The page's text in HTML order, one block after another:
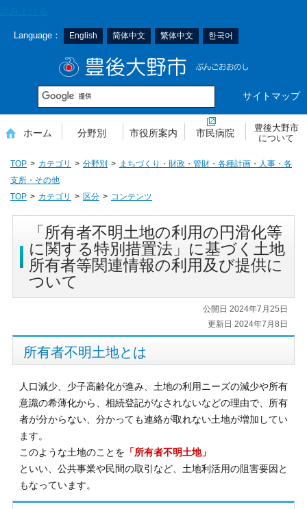
Language： English 简体中文 繁体中文 한국어
サイトマップ
ホーム 分野別 市役所案内 市民病院
豊後大野市
について
TOP カテゴリ 分野別
まちづくり・財政・管財・各種計画・人事・各
支所・その他
TOP
カテゴリ 区分 コンテンツ
「所有者不明土地の利用の円滑化等
に関する特別措置法」に基づく土地
所有者等関連情報の利用及び提供に
ついて
公開日 2024年7月25日
更新日 2024年7月8日
所有者不明土地とは
人口減少、少子高齢化が進み、土地の利用ニーズの減少や所有
意識の希薄化から、相続登記がなされないなどの理由で、所有
者が分からない、分かっても連絡が取れない土地が増加してい
ます。
このような土地のことを 「所有者不明土地」
といい、公共事業や民間の取引など、土地利活用の阻害要因と
もなっています。